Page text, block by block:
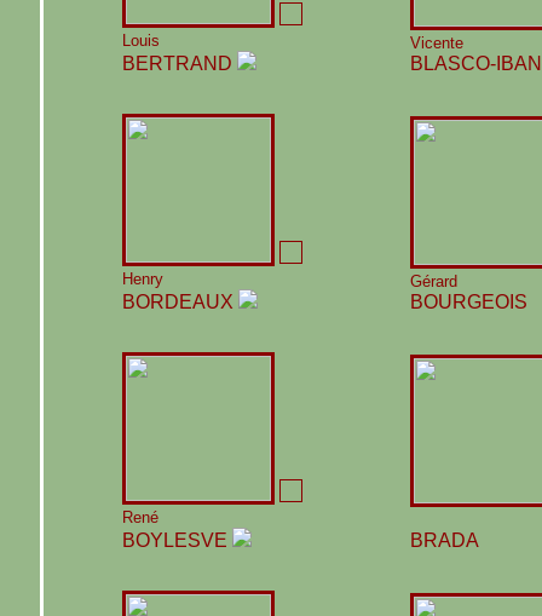
Louis
BERTRAND
Vicente
BLASCO-
Henry
BORDEAUX
Gérard
BOURGEOIS
René
BOYLESVE BRADA